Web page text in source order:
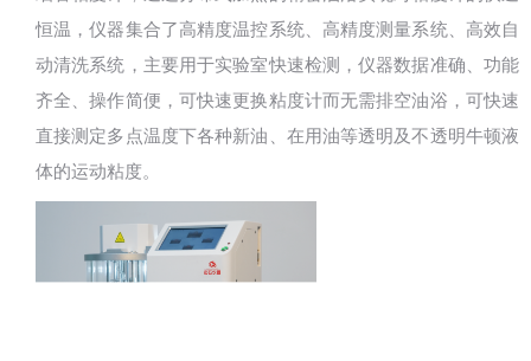
恒温，仪器集合了高精度温控系统、高精度测量系统、高效自
动清洗系统，主要用于实验室快速检测，仪器数据准确、功能
齐全、操作简便，可快速更换粘度计而无需排空油浴，可快速
直接测定多点温度下各种新油、在用油等透明及不透明牛顿液
体的运动粘度。